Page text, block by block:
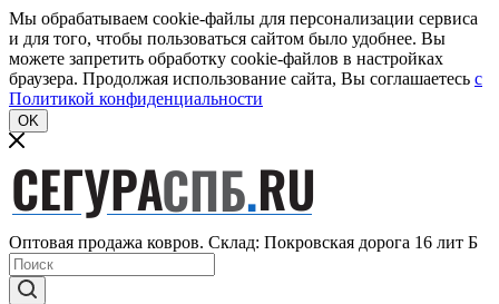
Мы обрабатываем cookie-файлы для персонализации сервиса
и для того, чтобы пользоваться сайтом было удобнее. Вы
можете запретить обработку cookie-файлов в настройках
браузера. Продолжая использование сайта, Вы соглашаетесь c
Политикой конфиденциальности
OK
Оптовая продажа ковров. Склад: Покровская дорога 16 лит Б